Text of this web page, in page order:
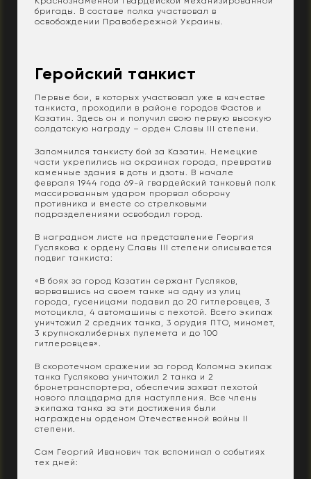
бригады. В составе полка участвовал в
освобождении Правобережной Украины.
Геройский танкист
Первые бои, в которых участвовал уже в качестве
танкиста, проходили в районе городов Фастов и
Казатин. Здесь он и получил свою первую высокую
солдатскую награду – орден Славы III степени.
Запомнился танкисту бой за Казатин. Немецкие
части укрепились на окраинах города, превратив
каменные здания в доты и дзоты. В начале
февраля 1944 года 69-й гвардейский танковый полк
массированным ударом прорвал оборону
противника и вместе со стрелковыми
подразделениями освободил город.
В наградном листе на представление Георгия
Гуслякова к ордену Славы III степени описывается
подвиг танкиста:
«В боях за город Казатин сержант Гусляков,
ворвавшись на своем танке на одну из улиц
города, гусеницами подавил до 20 гитлеровцев, 3
мотоцикла, 4 автомашины с пехотой. Всего экипаж
уничтожил 2 средних танка, 3 орудия ПТО, миномет,
3 крупнокалиберных пулемета и до 100
гитлеровцев».
В скоротечном сражении за город Коломна экипаж
танка Гуслякова уничтожил 2 танка и 2
бронетранспортера, обеспечив захват пехотой
нового плацдарма для наступления. Все члены
экипажа танка за эти достижения были
награждены орденом Отечественной войны II
степени.
Сам Георгий Иванович так вспоминал о событиях
тех дней: